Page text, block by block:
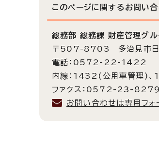
このページに関する お問い
総務部 総務課 財産管理グル
〒507-8703 多治見市日
電話：0572-22-1422
内線：1432(公用車管理)
ファクス：0572-23-8279
お問い合わせは専用フォ